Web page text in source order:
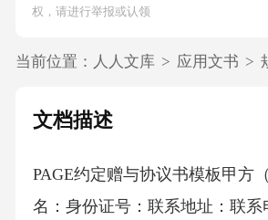
权，请进行举报或认领
当前位置： 人人文库 > 应用文书 >
文档描述
PAGE约定赠与协议书模板 甲方
名：身份证号：联系地址：联系